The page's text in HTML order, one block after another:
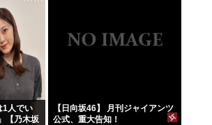
1人でい
【乃木坂
【日向坂46】 月刊ジャイアンツ
公式、重大告知！